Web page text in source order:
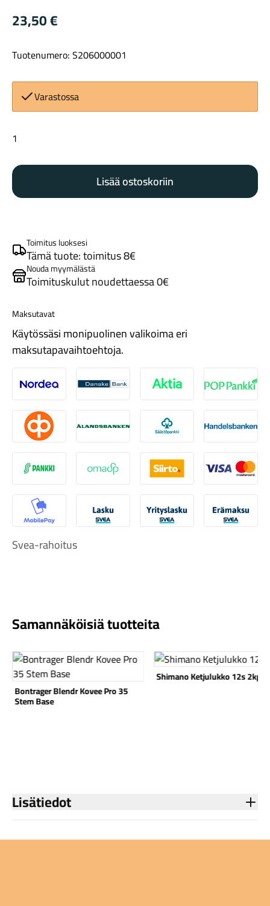
Kaupunkisähköpyörät
Tarvikkeet
Renkaat
Komponentit
Katso koko valikoima
23,50€
Tuotenumero: S206000001
Varastossa
Specialized
S206000001
Lisää ostoskoriin
Toimitus luoksesi
Tämä tuote: toimitus 8€
Nouda myymälästä
Toimituskulut noudettaessa 0€
Maksutavat
Käytössäsi monipuolinen valikoima eri
maksutapavaihtoehtoja.
Nordea Danske Aktia Pop-
Osuuspankki Ålandsbanken Säästöpankki
S-Pankki Omasp Siirto Visa &
MobilePay Svea Lasku Svea yrityslaskuSvea
Svea-rahoitus
Samannäköisiä tuotteita
Katso tuote
Bontrager Blendr Kovee Pro 35
Stem Base
Katso tuote
Shimano Ketjulukko 12s 2kpl
Lisätiedot